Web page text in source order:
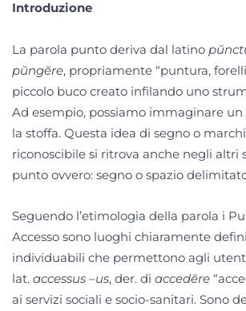
Introduzione
La parola punto deriva dal latino
pŭngĕre, propriamente “puntura,
piccolo buco creato infilando uno
Ad esempio, possiamo immaginare un
la stoffa. Questa idea di segno o
riconoscibile si ritrova anche negli altri
punto ovvero: segno o spazio
Seguendo l’etimologia della parola i
Accesso sono luoghi chiaramente
individuabili che permettono agli
lat. accessus –us, der. di accedĕre
ai servizi sociali e socio-sanitari. Sono